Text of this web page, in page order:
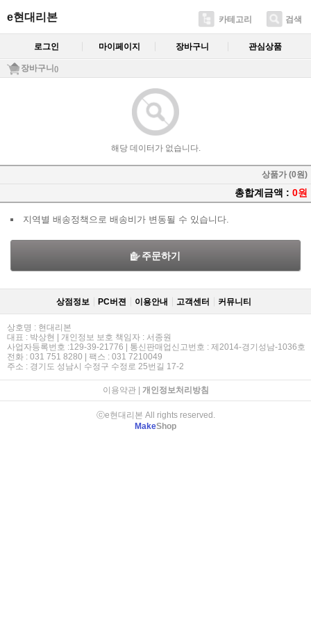
e현대리본 카테고리 검색
로그인 마이페이지 장바구니 관심상품
장바구니()
해당 데이터가 없습니다.
상품가 (0원)
총합계금액 : 0원
지역별 배송정책으로 배송비가 변동될 수 있습니다.
주문하기
상점정보 PC버젼 이용안내 고객센터 커뮤니티
상호명 : 현대리본
대표 : 박상현 | 개인정보 보호 책임자 : 서종원
사업자등록번호 :129-39-21776 | 통신판매업신고번호 : 제2014-경기성남-1036호
전화 : 031 751 8280 | 팩스 : 031 7210049
주소 : 경기도 성남시 수정구 수정로 25번길 17-2
이용약관| 개인정보처리방침
ⓒe현대리본 All rights reserved.
MakeShop